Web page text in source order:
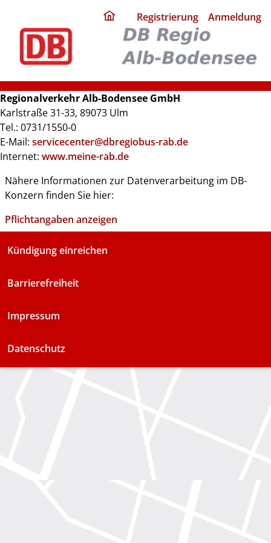
home
page
Registrierung Anmeldung
Regionalverkehr Alb-Bodensee GmbH
Karlstraße 31-33, 89073 Ulm
Tel.: 0731/1550-0
E-Mail: servicecenter@dbregiobus-rab.de
Internet: www.meine-rab.de
Nähere Informationen zur Datenverarbeitung im DB-
Konzern finden Sie hier:
Pflichtangaben anzeigen
Kündigung einreichen
Barrierefreiheit
Impressum
Datenschutz